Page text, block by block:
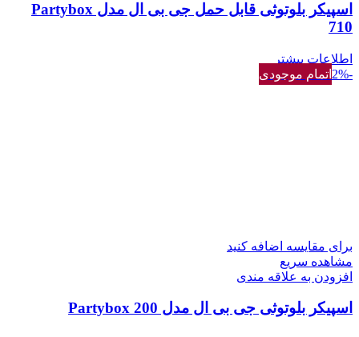
اسپیکر بلوتوثی قابل حمل جی بی ال مدل Partybox
710
اطلاعات بیشتر
-2%
اتمام موجودی
برای مقایسه اضافه کنید
مشاهده سریع
افزودن به علاقه مندی
اسپیکر بلوتوثی جی بی ال مدل Partybox 200